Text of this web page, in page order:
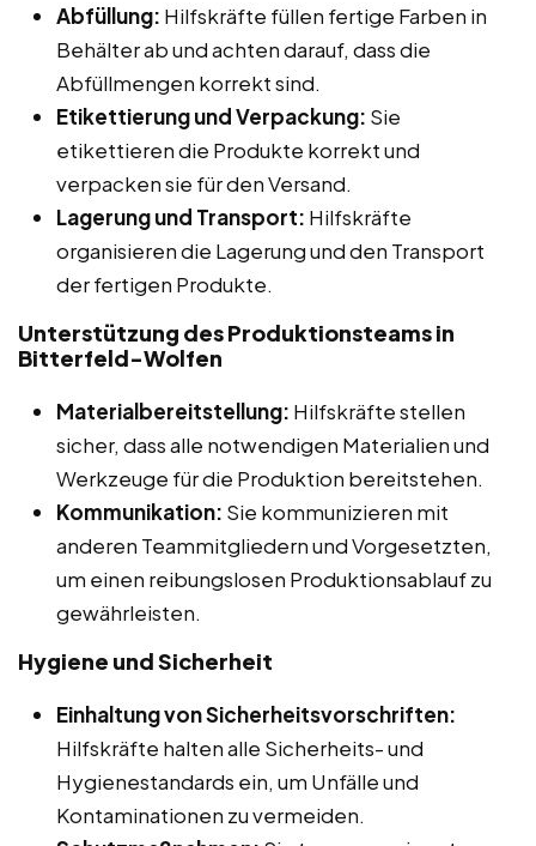
Abfüllung: Hilfskräfte füllen fertige Farben in
Behälter ab und achten darauf, dass die
Abfüllmengen korrekt sind.
Etikettierung und Verpackung: Sie
etikettieren die Produkte korrekt und
verpacken sie für den Versand.
Lagerung und Transport: Hilfskräfte
organisieren die Lagerung und den Transport
der fertigen Produkte.
Unterstützung des Produktionsteams in
Bitterfeld-Wolfen
Materialbereitstellung: Hilfskräfte stellen
sicher, dass alle notwendigen Materialien und
Werkzeuge für die Produktion bereitstehen.
Kommunikation: Sie kommunizieren mit
anderen Teammitgliedern und Vorgesetzten,
um einen reibungslosen Produktionsablauf zu
gewährleisten.
Hygiene und Sicherheit
Einhaltung von Sicherheitsvorschriften:
Hilfskräfte halten alle Sicherheits- und
Hygienestandards ein, um Unfälle und
Kontaminationen zu vermeiden.